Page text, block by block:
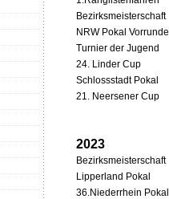
Bezirksmeisterschaft
NRW Pokal Vorrunde
Turnier der Jugend
24. Linder Cup
Schlossstadt Pokal
21. Neersener Cup
2023
Bezirksmeisterschaft
Lipperland Pokal
36.Niederrhein Pokal